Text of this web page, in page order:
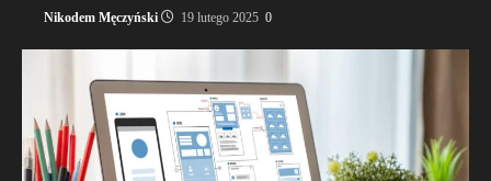
Nikodem Męczyński 19 lutego 2025 0